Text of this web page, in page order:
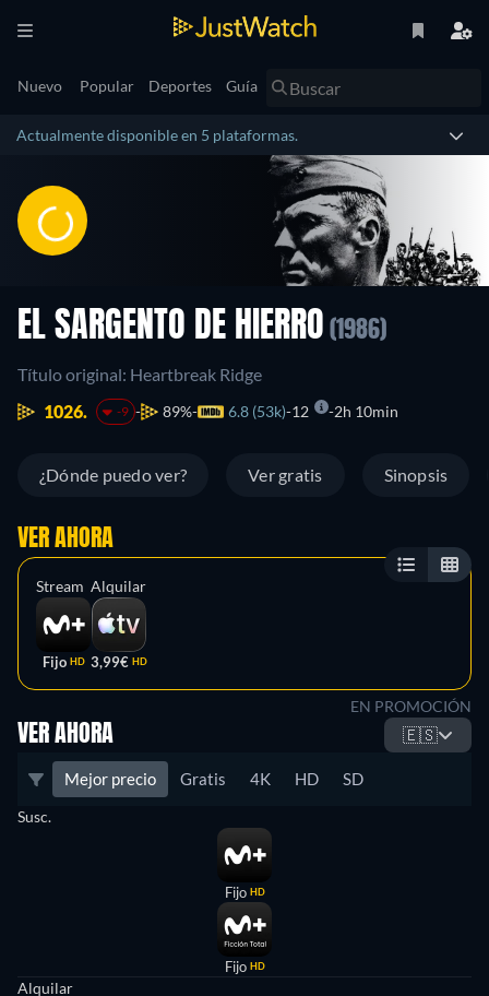
Nuevo Popular Deportes Guía
Actualmente disponible en 5 plataformas.
EL SARGENTO DE HIERRO (1986)
Título original: Heartbreak Ridge
1026.
-9 89% 6.8 (53k) 12 2h 10min
¿Dónde puedo ver? Ver gratis Sinopsis
VER AHORA
Stream
Fijo HD
Alquilar
3,99€ HD
EN PROMOCIÓN
VER AHORA 🇪🇸
Mejor precio Gratis 4K HD SD
Susc.
Fijo HD
Fijo HD
Alquilar